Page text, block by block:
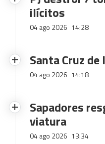
ilícitos
04 ago 2026 14:28
Santa Cruz
04 ago 2026 14:18
Sapadores
viatura
04 ago 2026 13:34